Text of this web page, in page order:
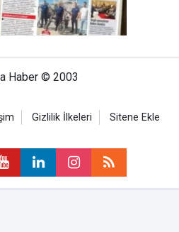
Haber © 2003
Gizlilik İlkeleri Sitene Ekle